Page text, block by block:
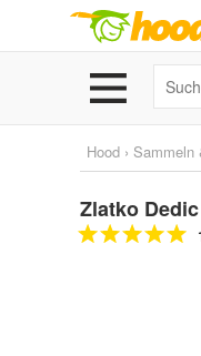
Hood › Sammeln
Zlatko